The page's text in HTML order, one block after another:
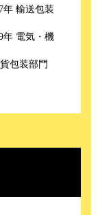
年 輸送包装
年 電気・機
包装部門